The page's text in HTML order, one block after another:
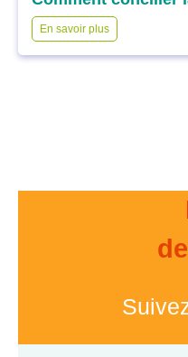
En savoir plus